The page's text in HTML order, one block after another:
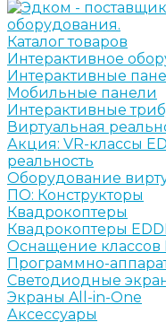
Каталог товаров
Интерактивное
Интерактивные
Мобильные панели
Интерактивные
Виртуальная
Акция: VR-классы
реальность
Оборудование
ПО: Конструкторы
Квадрокоптеры
Квадрокоптеры
Оснащение классов
Программно-
Светодиодные
Экраны All-in-One
Аксессуары